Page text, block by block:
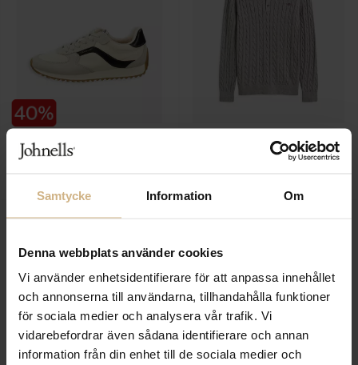
Samtycke Information Om
Denna webbplats använder cookies
Vi använder enhetsidentifierare för att anpassa innehållet
och annonserna till användarna, tillhandahålla funktioner
för sociala medier och analysera vår trafik. Vi
vidarebefordrar även sådana identifierare och annan
information från din enhet till de sociala medier och
Beja Low Lace Shoe
GANT FOOTWEAR